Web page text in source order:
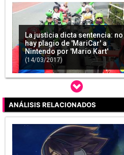
La justicia dicta sentencia: no
hay plagio de 'MariCar' a
Nintendo por 'Mario Kart'
(14/03/2017)
Nintendo Switch cuenta con
límite de imágenes a guardar
en la consola y la tarjeta SD
(19/03/2017)
ANÁLISIS RELACIONADOS